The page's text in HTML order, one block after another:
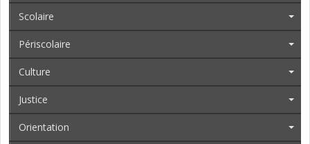
Scolaire
Périscolaire
Culture
Justice
Orientation